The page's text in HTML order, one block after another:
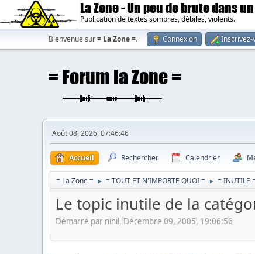
La Zone - Un peu de brute dans
Publication de textes sombres, débiles, violents.
Bienvenue sur= La Zone =. Connexion Inscrivez-
Août 08, 2026, 07:46:46
Accueil Rechercher Calendrier
= La Zone = ► = TOUT ET N'IMPORTE QUOI = ► = INUTILE
Le topic inutile de la
Démarré par nihil, Décembre 09, 2005, 19:06:56